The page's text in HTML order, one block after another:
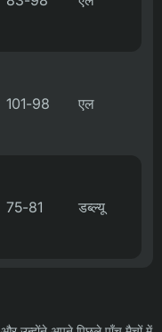
101-98 एल
75-81 डब्ल्यू